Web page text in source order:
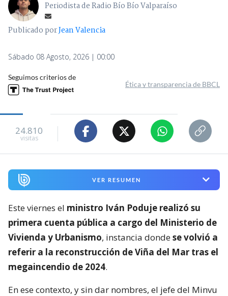
Periodista de Radio Bío Bío Valparaíso
Publicado porJean Valencia
Sábado 08 Agosto, 2026 | 00:00
Seguimos criterios de
Ética y transparencia de BBCL
24.810
visitas
VER RESUMEN
Este viernes el ministro Iván Poduje realizó su
primera cuenta pública a cargo del Ministerio de
Vivienda y Urbanismo, instancia dondese volvió a
referir a la reconstrucción de Viña del Mar tras el
megaincendio de 2024.
En ese contexto, y sin dar nombres, el jefe del Minvu